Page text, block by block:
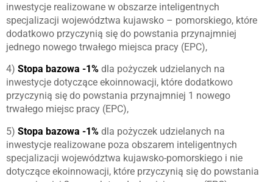
inwestycje realizowane w obszarze inteligentnych
specjalizacji województwa kujawsko – pomorskiego, które
dodatkowo przyczynią się do powstania przynajmniej
jednego nowego trwałego miejsca pracy (EPC),
4) Stopa bazowa -1% dla pożyczek udzielanych na
inwestycje dotyczące ekoinnowacji, które dodatkowo
przyczynią się do powstania przynajmniej 1 nowego
trwałego miejsc pracy (EPC),
5) Stopa bazowa -1% dla pożyczek udzielanych na
inwestycje realizowane poza obszarem inteligentnych
specjalizacji województwa kujawsko-pomorskiego i nie
dotyczące ekoinnowacji, które przyczynią się do powstania